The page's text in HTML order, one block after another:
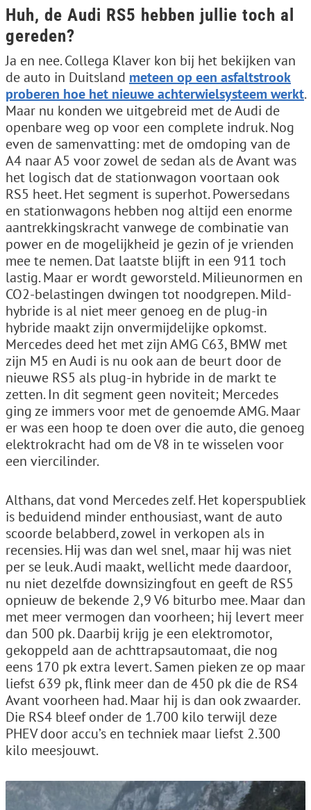
Huh, de Audi RS5 hebben jullie toch al
gereden?
Ja en nee. Collega Klaver kon bij het bekijken van
de auto in Duitsland meteen op een asfaltstrook
proberen hoe het nieuwe achterwielsysteem werkt.
Maar nu konden we uitgebreid met de Audi de
openbare weg op voor een complete indruk. Nog
even de samenvatting: met de omdoping van de
A4 naar A5 voor zowel de sedan als de Avant was
het logisch dat de stationwagon voortaan ook
RS5 heet. Het segment is superhot. Powersedans
en stationwagons hebben nog altijd een enorme
aantrekkingskracht vanwege de combinatie van
power en de mogelijkheid je gezin of je vrienden
mee te nemen. Dat laatste blijft in een 911 toch
lastig. Maar er wordt geworsteld. Milieunormen en
CO2-belastingen dwingen tot noodgrepen. Mild-
hybride is al niet meer genoeg en de plug-in
hybride maakt zijn onvermijdelijke opkomst.
Mercedes deed het met zijn AMG C63, BMW met
zijn M5 en Audi is nu ook aan de beurt door de
nieuwe RS5 als plug-in hybride in de markt te
zetten. In dit segment geen noviteit; Mercedes
ging ze immers voor met de genoemde AMG. Maar
er was een hoop te doen over die auto, die genoeg
elektrokracht had om de V8 in te wisselen voor
een viercilinder.
Althans, dat vond Mercedes zelf. Het koperspubliek
is beduidend minder enthousiast, want de auto
scoorde belabberd, zowel in verkopen als in
recensies. Hij was dan wel snel, maar hij was niet
per se leuk. Audi maakt, wellicht mede daardoor,
nu niet dezelfde downsizingfout en geeft de RS5
opnieuw de bekende 2,9 V6 biturbo mee. Maar dan
met meer vermogen dan voorheen; hij levert meer
dan 500 pk. Daarbij krijg je een elektromotor,
gekoppeld aan de achttrapsautomaat, die nog
eens 170 pk extra levert. Samen pieken ze op maar
liefst 639 pk, flink meer dan de 450 pk die de RS4
Avant voorheen had. Maar hij is dan ook zwaarder.
Die RS4 bleef onder de 1.700 kilo terwijl deze
PHEV door accu’s en techniek maar liefst 2.300
kilo meesjouwt.